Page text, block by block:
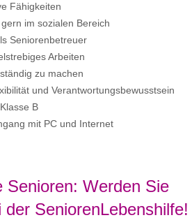
Fähigkeiten
im sozialen Bereich
Seniorenbetreuer
Arbeiten
zu machen
und Verantwortungsbewusstsein
B
mit PC und Internet
Senioren: Werden Sie
der SeniorenLebenshilfe!